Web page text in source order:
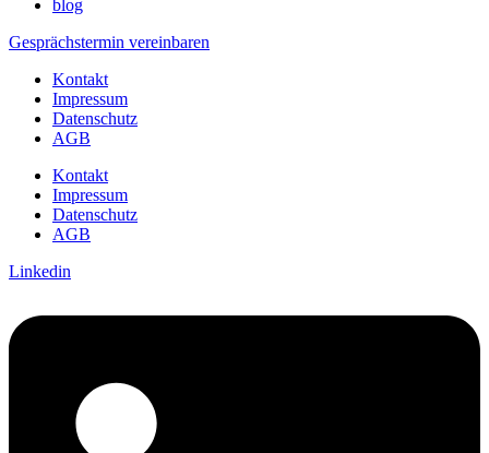
blog
Gesprächstermin vereinbaren
Kontakt
Impressum
Datenschutz
AGB
Kontakt
Impressum
Datenschutz
AGB
Linkedin